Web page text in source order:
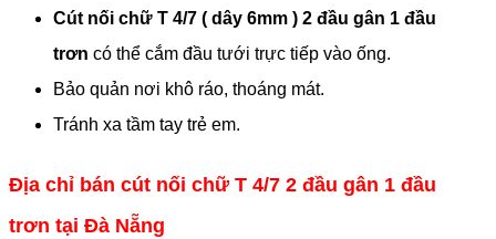
Cút nối chữ T 4/7 ( dây 6mm ) 2 đầu gân 1 đầu
trơn có thể cắm đầu tưới trực tiếp vào ống.
Bảo quản nơi khô ráo, thoáng mát.
Tránh xa tầm tay trẻ em.
Địa chỉ bán cút nối chữ T 4/7 2 đầu gân 1 đầu
trơn tại Đà Nẵng